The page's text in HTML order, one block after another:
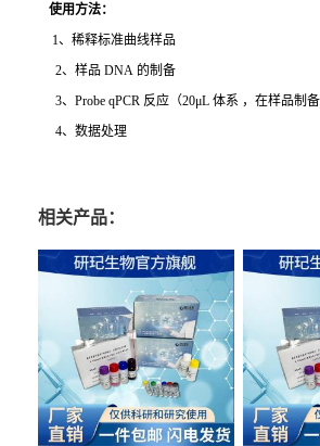
使用方法：
1、稀释标准曲线样品
2、样品 DNA 的制备
3、Probe qPCR 反应（20μL 体系 ，在样品制备
4、数据处理
相关产品：